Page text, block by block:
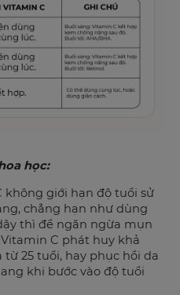
học:
không giới hạn độ tuổi sử
chẳng hạn như dùng
thì để ngăn ngừa mụn
C phát huy khả
25 tuổi, hay phục hồi da
khi bước vào độ tuổi